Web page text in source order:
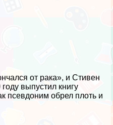
от paка», и Стивен
выпустил книгу
псевдоним обрел плоть и